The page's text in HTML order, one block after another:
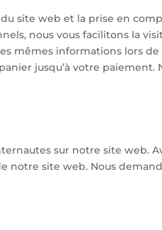
site web et la prise en
nous vous facilitons la
mêmes informations lors de
jusqu’à votre paiement.
sur notre site web.
notre site web. Nous